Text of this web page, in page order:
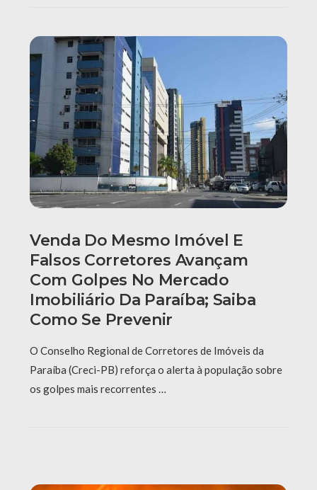
Venda Do Mesmo Imóvel E
Falsos Corretores Avançam
Com Golpes No Mercado
Imobiliário Da Paraíba; Saiba
Como Se Prevenir
O Conselho Regional de Corretores de Imóveis da
Paraíba (Creci-PB) reforça o alerta à população sobre
os golpes mais recorrentes …